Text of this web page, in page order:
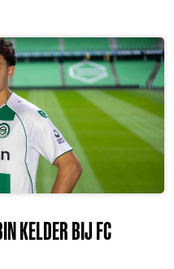
KELDER BIJ FC